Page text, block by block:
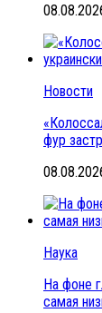
Новости
фур
Наука
На фоне
самая